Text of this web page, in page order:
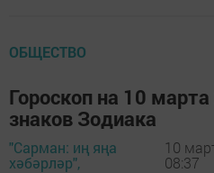
ОБЩЕСТВО
Гороскоп на 10
знаков Зодиака
"Сарман: иң яңа
хәбәрләр",
10
08:37